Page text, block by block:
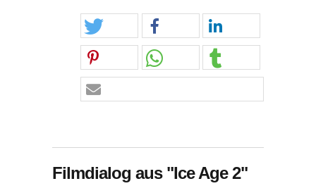
Filmdialog aus "Ice Age 2"